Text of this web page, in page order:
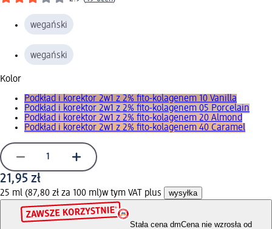
wegański
wegański
Kolor
Podkład i korektor 2w1 z 2% fito-kolagenem 10 Vanilla
Podkład i korektor 2w1 z 2% fito-kolagenem 05 Porcelain
Podkład i korektor 2w1 z 2% fito-kolagenem 20 Almond
Podkład i korektor 2w1 z 2% fito-kolagenem 40 Caramel
21,95 zł
25 ml (87,80 zł za 100 ml)w tym VAT plus wysyłka
Stała cena dmCena nie wzrosła od